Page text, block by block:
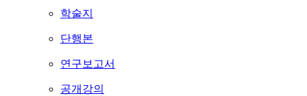
학술지
단행본
연구보고서
공개강의